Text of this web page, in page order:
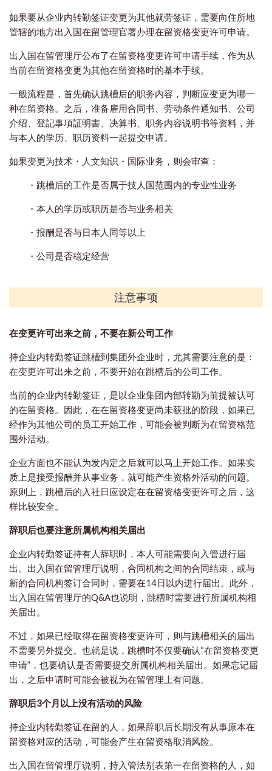
如果要从企业内转勤签证变更为其他就劳签证，需要向住所地
管辖的地方出入国在留管理官署办理在留资格变更许可申请。
出入国在留管理厅公布了在留资格变更许可申请手续，作为从
当前在留资格变更为其他在留资格时的基本手续。
一般流程是，首先确认跳槽后的职务内容，判断应变更为哪一
种在留资格。之后，准备雇用合同书、劳动条件通知书、公司
介绍、登記事項証明書、决算书、职务内容说明书等资料，并
与本人的学历、职历资料一起提交申请。
如果变更为技术・人文知识・国际业务，则会审查：
・跳槽后的工作是否属于技人国范围内的专业性业务
・本人的学历或职历是否与业务相关
・报酬是否与日本人同等以上
・公司是否稳定经营
注意事项
在变更许可出来之前，不要在新公司工作
持企业内转勤签证跳槽到集团外企业时，尤其需要注意的是：
在变更许可出来之前，不要开始在跳槽后的公司工作。
当前的企业内转勤签证，是以企业集团内部转勤为前提被认可
的在留资格。因此，在在留资格变更尚未获批的阶段，如果已
经作为其他公司的员工开始工作，可能会被判断为在留资格范
围外活动。
企业方面也不能认为发内定之后就可以马上开始工作。如果实
质上是接受报酬并从事业务，就可能产生资格外活动的问题。
原则上，跳槽后的入社日应设定在在留资格变更许可之后，这
样比较安全。
辞职后也要注意所属机构相关届出
企业内转勤签证持有人辞职时，本人可能需要向入管进行届
出。出入国在留管理厅说明，合同机构之间的合同结束，或与
新的合同机构签订合同时，需要在14日以内进行届出。此外，
出入国在留管理厅的Q&A也说明，跳槽时需要进行所属机构相
关届出。
不过，如果已经取得在留资格变更许可，则与跳槽相关的届出
不需要另外提交。也就是说，跳槽时不仅要确认“在留资格变更
申请”，也要确认是否需要提交所属机构相关届出。如果忘记届
出，之后申请时可能会被视为在留管理上有问题。
辞职后3个月以上没有活动的风险
持企业内转勤签证在留的人，如果辞职后长期没有从事原本在
留资格对应的活动，可能会产生在留资格取消风险。
出入国在留管理厅说明，持入管法别表第一在留资格的人，如